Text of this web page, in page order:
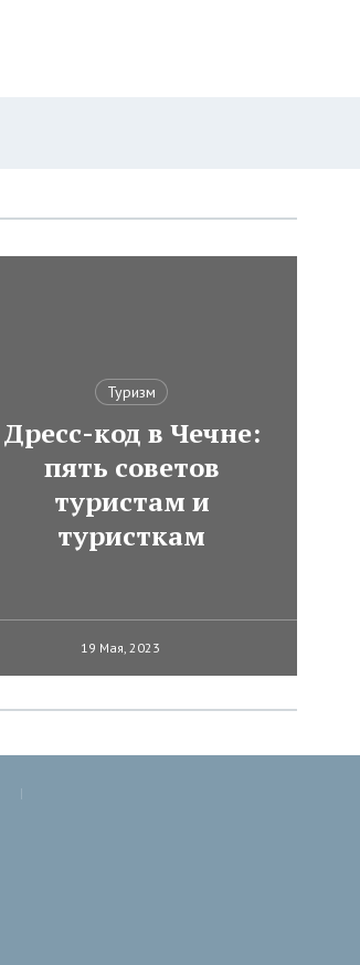
Туризм
Дресс-код в Чечне:
пять советов
туристам и
туристкам
19 Мая, 2023